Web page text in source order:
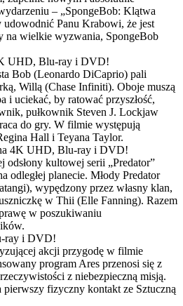
– „SpongeBob: Klątwa
udowodnić Panu Krabowi, że jest
na wielkie wyzwania, SpongeBob
UHD, Blu-ray i DVD!
Bob (Leonardo DiCaprio) pali
Willą (Chase Infiniti). Oboje muszą
i uciekać, by ratować przyszłość,
pułkownik Steven J. Lockjaw
do gry. W filmie występują
Hall i Teyana Taylor.
4K UHD, Blu-ray i DVD!
odsłony kultowej serii „Predator”
odległej planecie. Młody Predator
wypędzony przez własny klan,
w Thii (Elle Fanning). Razem
w poszukiwaniu
ray i DVD!
akcji przygodę w filmie
program Ares przenosi się z
z niebezpieczną misją.
fizyczny kontakt ze Sztuczną